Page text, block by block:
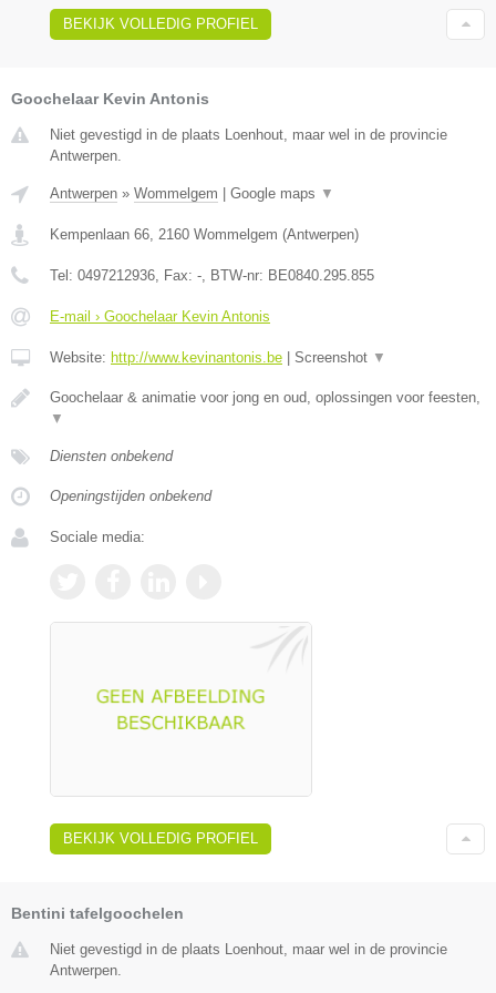
BEKIJK VOLLEDIG PROFIEL
Goochelaar Kevin Antonis
Niet gevestigd in de plaats Loenhout, maar wel in de provincie
Antwerpen.
Antwerpen » Wommelgem | Google maps ▼
Kempenlaan 66 2160 Wommelgem (Antwerpen)
Tel: 0497212936 , Fax: - , BTW-nr: BE0840.295.855
E-mail › Goochelaar Kevin Antonis
Website: http://www.kevinantonis.be | Screenshot ▼
Goochelaar & animatie voor jong en oud, oplossingen voor feesten,
▼
Diensten onbekend
Openingstijden onbekend
Sociale media:
BEKIJK VOLLEDIG PROFIEL
Bentini tafelgoochelen
Niet gevestigd in de plaats Loenhout, maar wel in de provincie
Antwerpen.